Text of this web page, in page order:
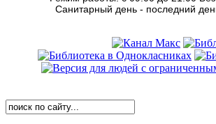
Санитарный день - последний